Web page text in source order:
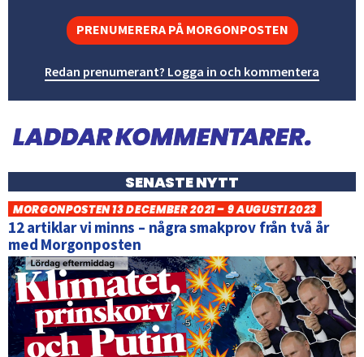
PRENUMERERA PÅ MORGONPOSTEN
Redan prenumerant? Logga in och kommentera
SENASTE NYTT
MORGONPOSTEN 13 DECEMBER 2021 – 9 AUGUSTI 2023
12 artiklar vi minns – några smakprov från två år
med Morgonposten